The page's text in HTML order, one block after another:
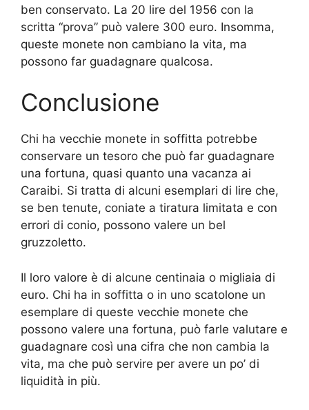
ben conservato. La 20 lire del 1956 con la
scritta “prova” può valere 300 euro. Insomma,
queste monete non cambiano la vita, ma
possono far guadagnare qualcosa.
Conclusione
Chi ha vecchie monete in soffitta potrebbe
conservare un tesoro che può far guadagnare
una fortuna, quasi quanto una vacanza ai
Caraibi. Si tratta di alcuni esemplari di lire che,
se ben tenute, coniate a tiratura limitata e con
errori di conio, possono valere un bel
gruzzoletto.
Il loro valore è di alcune centinaia o migliaia di
euro. Chi ha in soffitta o in uno scatolone un
esemplare di queste vecchie monete che
possono valere una fortuna, può farle valutare e
guadagnare così una cifra che non cambia la
vita, ma che può servire per avere un po’ di
liquidità in più.